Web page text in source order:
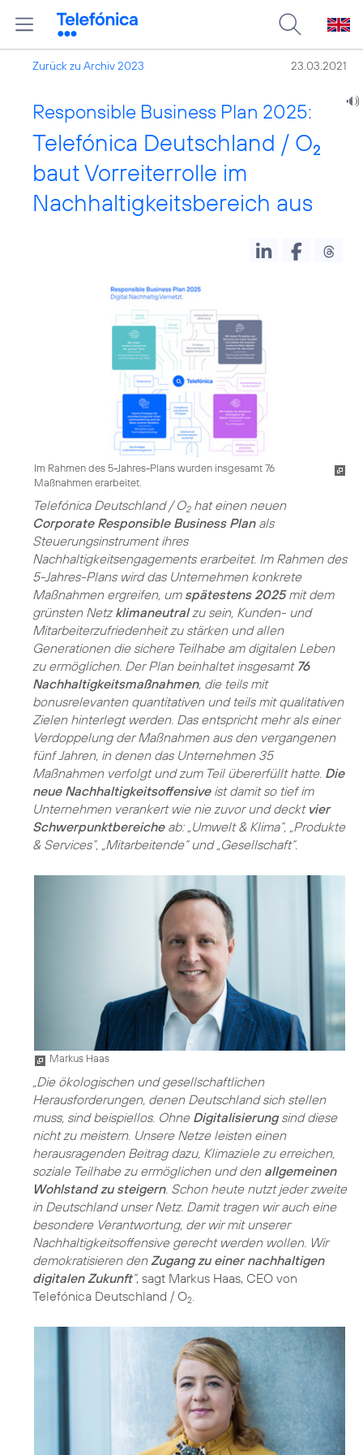
Zurück zu Archiv 2023 23.03.2021
Responsible Business Plan 2025:
Telefónica Deutschland / O2
baut Vorreiterrolle im
Nachhaltigkeitsbereich aus
Im Rahmen des 5-Jahres-Plans wurden insgesamt 76
Maßnahmen erarbeitet.
Telefónica Deutschland / O2hat einen neuen
Corporate Responsible Business Planals
Steuerungsinstrument ihres
Nachhaltigkeitsengagements erarbeitet. Im Rahmen des
5-Jahres-Plans wird das Unternehmen konkrete
Maßnahmen ergreifen, um spätestens 2025mit dem
grünsten Netz klimaneutralzu sein, Kunden- und
Mitarbeiterzufriedenheit zu stärken und allen
Generationen die sichere Teilhabe am digitalen Leben
zu ermöglichen. Der Plan beinhaltet insgesamt 76
Nachhaltigkeitsmaßnahmen, die teils mit
bonusrelevanten quantitativen und teils mit qualitativen
Zielen hinterlegt werden. Das entspricht mehr als einer
Verdoppelung der Maßnahmen aus den vergangenen
fünf Jahren, in denen das Unternehmen 35
Maßnahmen verfolgt und zum Teil übererfüllt hatte. Die
neue Nachhaltigkeitsoffensiveist damit so tief im
Unternehmen verankert wie nie zuvor und deckt vier
Schwerpunktbereicheab: „Umwelt & Klima“, „Produkte
& Services“, „Mitarbeitende“ und „Gesellschaft“.
Markus Haas
„Die ökologischen und gesellschaftlichen
Herausforderungen, denen Deutschland sich stellen
muss, sind beispiellos. Ohne Digitalisierungsind diese
nicht zu meistern. Unsere Netze leisten einen
herausragenden Beitrag dazu, Klimaziele zu erreichen,
soziale Teilhabe zu ermöglichen und den allgemeinen
Wohlstand zu steigern. Schon heute nutzt jeder zweite
in Deutschland unser Netz. Damit tragen wir auch eine
besondere Verantwortung, der wir mit unserer
Nachhaltigkeitsoffensive gerecht werden wollen. Wir
demokratisieren denZugang zu einer nachhaltigen
digitalen Zukunft“, sagt Markus Haas, CEO von
Telefónica Deutschland / O2.